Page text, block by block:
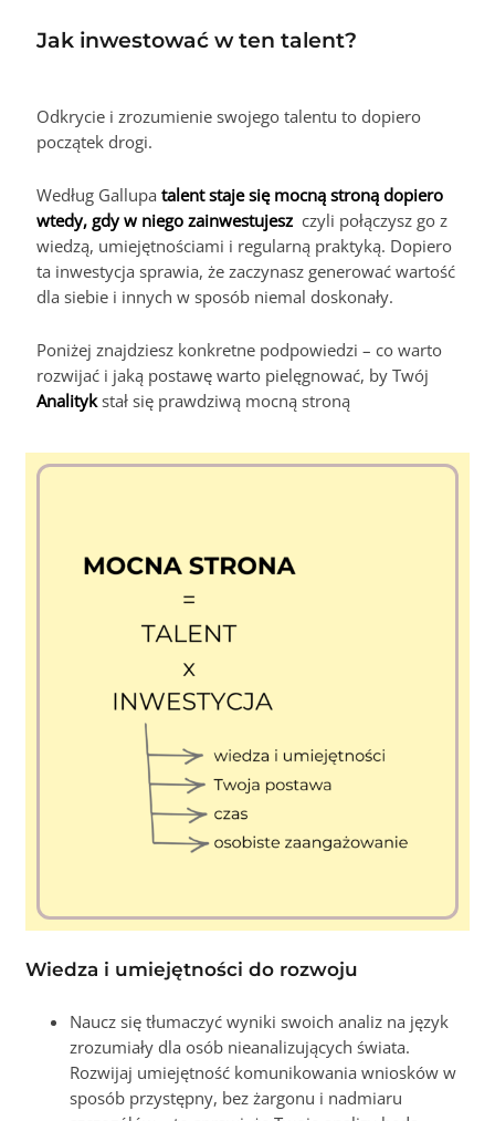
Jak inwestować w ten talent?
Odkrycie i zrozumienie swojego talentu to dopiero
początek drogi.
Według Gallupatalent staje się mocną stroną dopiero
wtedy, gdy w niego zainwestujesz czyli połączysz go z
wiedzą, umiejętnościami i regularną praktyką. Dopiero
ta inwestycja sprawia, że zaczynasz generować wartość
dla siebie i innych w sposób niemal doskonały.
Poniżej znajdziesz konkretne podpowiedzi – co warto
rozwijać i jaką postawę warto pielęgnować, by Twój
Analitykstał się prawdziwą mocną stroną
Wiedza i umiejętności do rozwoju
Naucz się tłumaczyć wyniki swoich analiz na język
zrozumiały dla osób nieanalizujących świata.
Rozwijaj umiejętność komunikowania wniosków w
sposób przystępny, bez żargonu i nadmiaru